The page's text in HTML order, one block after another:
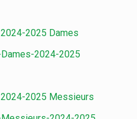
2025 Dames
2024-2025
2025 Messieurs